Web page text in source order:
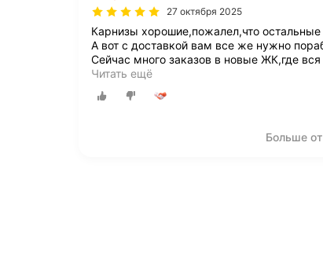
27 октября 2025
Карнизы хорошие,пожалел,что остальные
А вот с доставкой вам все же нужно
Сейчас много заказов в новые ЖК,где
Читать ещё
Больше